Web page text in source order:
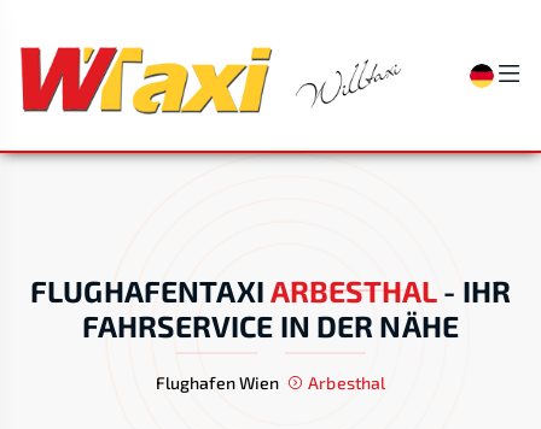
FLUGHAFENTAXI ARBESTHAL - IHR
FAHRSERVICE IN DER NÄHE
Flughafen Wien Arbesthal